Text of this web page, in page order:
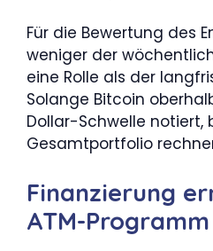
Für die Bewertung des
weniger der
eine Rolle als der
Solange Bitcoin
Dollar-Schwelle notiert,
Gesamtportfolio
Finanzierung
ATM-Programm